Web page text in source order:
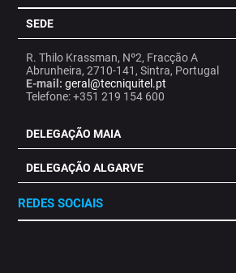
SEDE
R. Thilo Krassman, Nº2, Fracção A
Abrunheira, 2710-141, Sintra, Portugal
E-mail: geral@tecniquitel.pt
Telefone: +351 219 154 600
DELEGAÇÃO MAIA
DELEGAÇÃO ALGARVE
REDES SOCIAIS